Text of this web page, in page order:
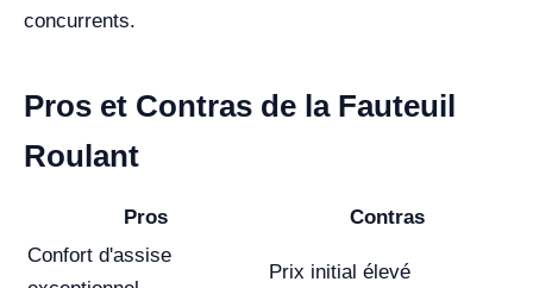
concurrents.
Pros et Contras de la Fauteuil
Roulant
Pros
Contras
Confort d'assise
Prix initial élevé